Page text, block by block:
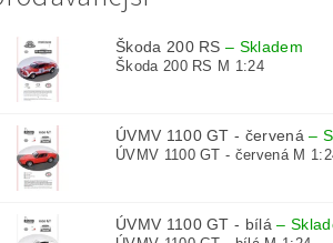
Škoda 200 RS– Skladem
Škoda 200 RS M 1:24
ÚVMV 1100 GT - červená–
ÚVMV 1100 GT - červená M
ÚVMV 1100 GT - bílá–